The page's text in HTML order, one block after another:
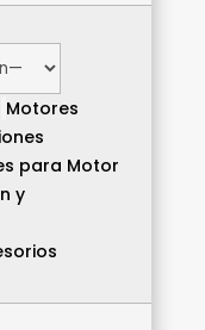
Motores
para Motor
y